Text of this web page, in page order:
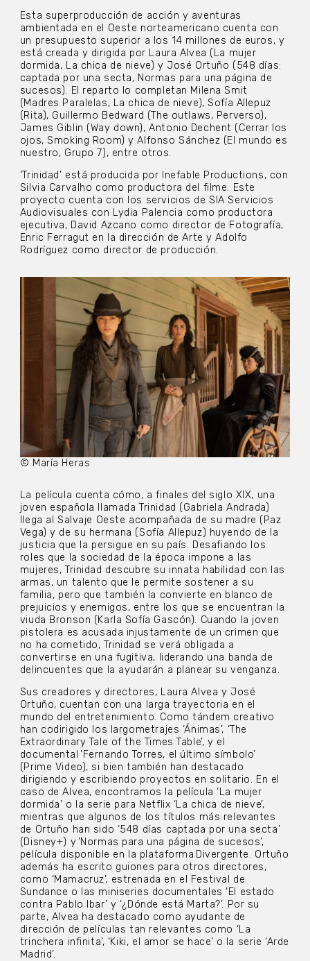
Esta superproducción de acción y aventuras
ambientada en el Oeste norteamericano cuenta con
un presupuesto superior a los 14 millones de euros, y
está creada y dirigida por Laura Alvea (La mujer
dormida, La chica de nieve) y José Ortuño (548 días:
captada por una secta, Normas para una página de
sucesos). El reparto lo completan Milena Smit
(Madres Paralelas, La chica de nieve), Sofía Allepuz
(Rita), Guillermo Bedward (The outlaws, Perverso),
James Giblin (Way down), Antonio Dechent (Cerrar los
ojos, Smoking Room) y Alfonso Sánchez (El mundo es
nuestro, Grupo 7), entre otros.
‘Trinidad’ está producida por Inefable Productions, con
Silvia Carvalho como productora del filme. Este
proyecto cuenta con los servicios de SIA Servicios
Audiovisuales con Lydia Palencia como productora
ejecutiva, David Azcano como director de Fotografía,
Enric Ferragut en la dirección de Arte y Adolfo
Rodríguez como director de producción.
© María Heras
La película cuenta cómo, a finales del siglo XIX, una
joven española llamada Trinidad (Gabriela Andrada)
llega al Salvaje Oeste acompañada de su madre (Paz
Vega) y de su hermana (Sofía Allepuz) huyendo de la
justicia que la persigue en su país. Desafiando los
roles que la sociedad de la época impone a las
mujeres, Trinidad descubre su innata habilidad con las
armas, un talento que le permite sostener a su
familia, pero que también la convierte en blanco de
prejuicios y enemigos, entre los que se encuentran la
viuda Bronson (Karla Sofía Gascón). Cuando la joven
pistolera es acusada injustamente de un crimen que
no ha cometido, Trinidad se verá obligada a
convertirse en una fugitiva, liderando una banda de
delincuentes que la ayudarán a planear su venganza.
Sus creadores y directores, Laura Alvea y José
Ortuño, cuentan con una larga trayectoria en el
mundo del entretenimiento. Como tándem creativo
han codirigido los largometrajes ‘Ánimas’, ‘The
Extraordinary Tale of the Times Table’, y el
documental ’Fernando Torres, el último símbolo’
(Prime Video), si bien también han destacado
dirigiendo y escribiendo proyectos en solitario. En el
caso de Alvea, encontramos la película ‘La mujer
dormida’ o la serie para Netflix ‘La chica de nieve’,
mientras que algunos de los títulos más relevantes
de Ortuño han sido ‘548 días captada por una secta’
(Disney+) y ’Normas para una página de sucesos’,
película disponible en la plataforma Divergente. Ortuño
además ha escrito guiones para otros directores,
como ‘Mamacruz’, estrenada en el Festival de
Sundance o las miniseries documentales ‘El estado
contra Pablo Ibar’ y ‘¿Dónde está Marta?’. Por su
parte, Alvea ha destacado como ayudante de
dirección de películas tan relevantes como ‘La
trinchera infinita’, ‘Kiki, el amor se hace’ o la serie ‘Arde
Madrid’.